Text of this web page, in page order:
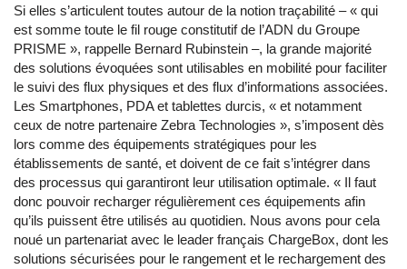
Si elles s’articulent toutes autour de la notion traçabilité – « qui
est somme toute le fil rouge constitutif de l’ADN du Groupe
PRISME », rappelle Bernard Rubinstein –, la grande majorité
des solutions évoquées sont utilisables en mobilité pour faciliter
le suivi des flux physiques et des flux d’informations associées.
Les Smartphones, PDA et tablettes durcis, « et notamment
ceux de notre partenaire Zebra Technologies », s’imposent dès
lors comme des équipements stratégiques pour les
établissements de santé, et doivent de ce fait s’intégrer dans
des processus qui garantiront leur utilisation optimale. « Il faut
donc pouvoir recharger régulièrement ces équipements afin
qu’ils puissent être utilisés au quotidien. Nous avons pour cela
noué un partenariat avec le leader français ChargeBox, dont les
solutions sécurisées pour le rangement et le rechargement des